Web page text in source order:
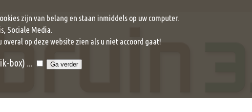
zijn van belang en staan inmiddels op uw computer.
Sociale Media.
op deze website zien als u niet accoord gaat!
box) ...